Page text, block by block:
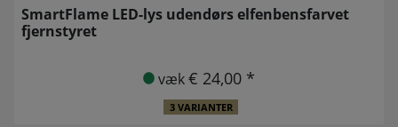
SmartFlame LED-lys udendørs elfenbensfarvet
fjernstyret
væk€ 24,00 *
3 VARIANTER